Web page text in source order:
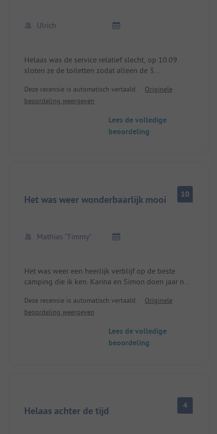
Ulrich
Helaas was de service relatief slecht, op 10.09.
sloten ze de toiletten zodat alleen de 3
kampeerders en hostelgasten) beschikbaar waren.
De camping is nog open tot 25 september.
voor maar liefst 2,5 minuut, maar niet genoeg om
ons op te frissen en af te spoelen.
Deze recensie is automatisch vertaald.
Originele
beoordeling weergeven
Lees de volledige
beoordeling
Het was weer wonderbaarlijk mooi 10
Mathias "Timmy"
Het was weer een heerlijk verblijf op de beste
camping die ik ken. Karina en Simon doen jaar na
de camperfamilie die je altijd ontmoet. Ik kom
terug in juli 2023!!!
Deze recensie is automatisch vertaald.
Originele
beoordeling weergeven
Lees de volledige
beoordeling
Helaas achter de tijd 4